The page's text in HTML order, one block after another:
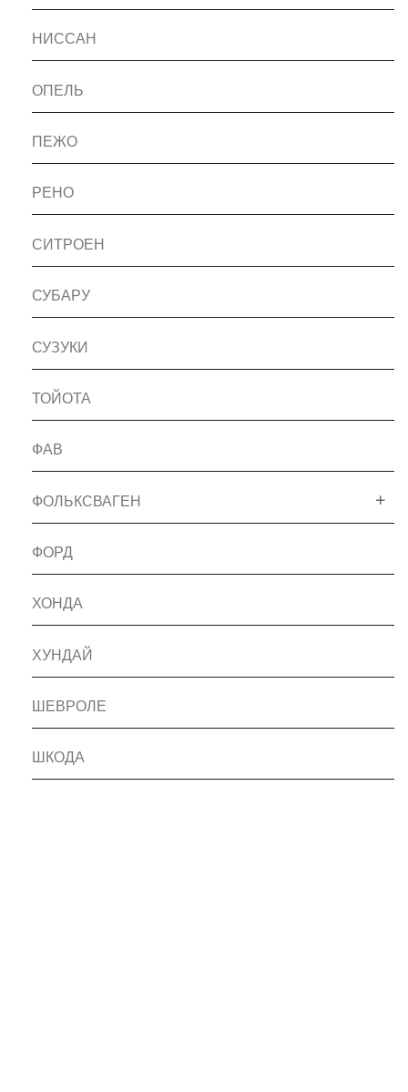
НИССАН
ОПЕЛЬ
ПЕЖО
РЕНО
СИТРОЕН
СУБАРУ
СУЗУКИ
ТОЙОТА
ФАВ
ФОЛЬКСВАГЕН
ФОРД
ХОНДА
ХУНДАЙ
ШЕВРОЛЕ
ШКОДА